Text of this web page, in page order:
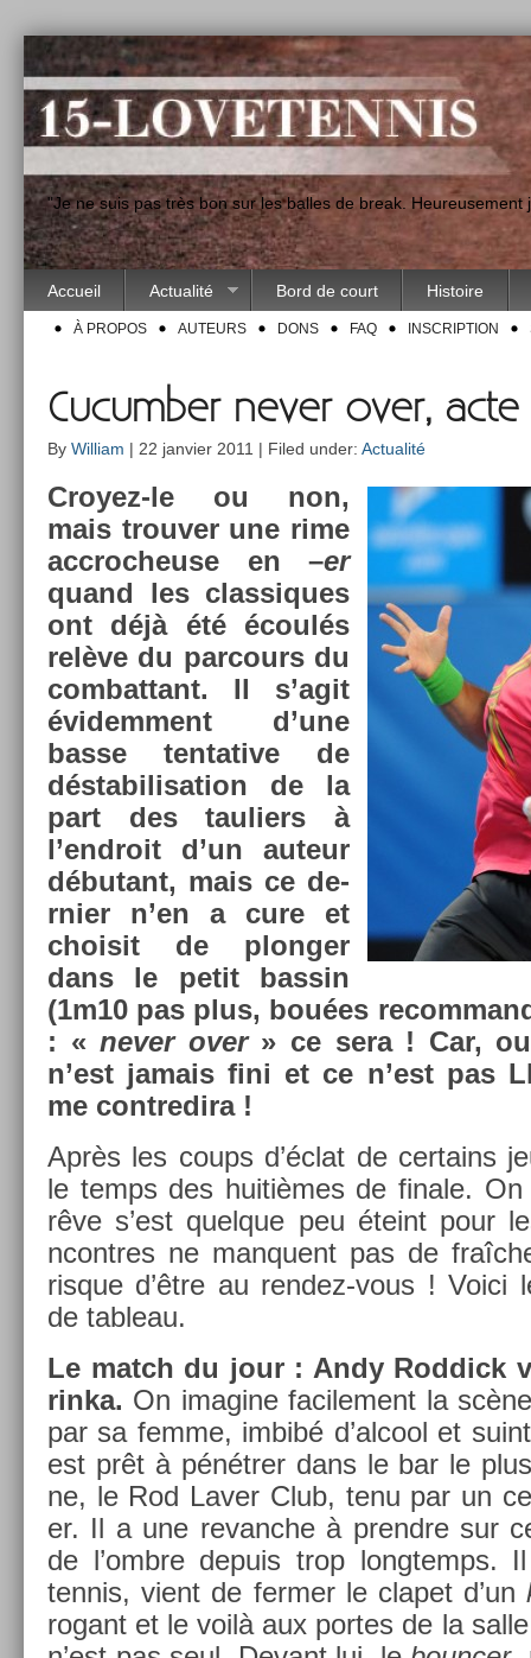
"Je ne suis pas très bon sur les balles de break.
Accueil Actualité Bord de court Histoire
À PROPOS AUTEURS DONS FAQ INSCRIPTION
Cucumber never over,
By William | 22 janvier 2011 | Filed under: Actualité
Croyez-le ou non,
mais trouv­er une rime
accroc­heuse en –er
quand les clas­siques
ont déjà été écoulés
relève du par­cours du
com­bat­tant. Il s’agit
évidem­ment d’une
basse ten­tative de
déstabilisa­tion de la
part des tauli­ers à
l’endroit d’un auteur
débutant, mais ce de­
rni­er n’en a cure et
choisit de plong­er
dans le petit bas­sin
(1m10 pas plus, bouées
: «never over» ce sera ! Car,
n’est jamais fini et ce n’est pas
me con­tredira !
Après les coups d’éclat de cer­tains
le temps des huitièmes de fin­ale.
rêve s’est quel­que peu éteint pour
ncontres ne man­quent pas de
ris­que d’être au rendez-vous ! Voici
de tab­leau.
Le match du jour : Andy Rod­dick
rinka. On im­agine facile­ment la
par sa femme, imbibé d’al­cool et
est prêt à pénétrer dans le bar le
ne, le Rod Laver Club, tenu par un
er. Il a une re­vanche à pre­ndre sur
de l’ombre de­puis trop longtemps.
ten­nis, vient de ferm­er le clapet d’un
rogant et le voilà aux por­tes de la